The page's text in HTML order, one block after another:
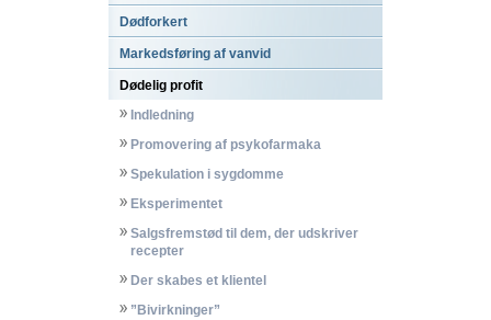
Dødforkert
Markedsføring af vanvid
Dødelig profit
Indledning
Promovering af psykofarmaka
Spekulation i sygdomme
Eksperimentet
Salgsfremstød til dem, der udskriver
recepter
Der skabes et klientel
”Bivirkninger”